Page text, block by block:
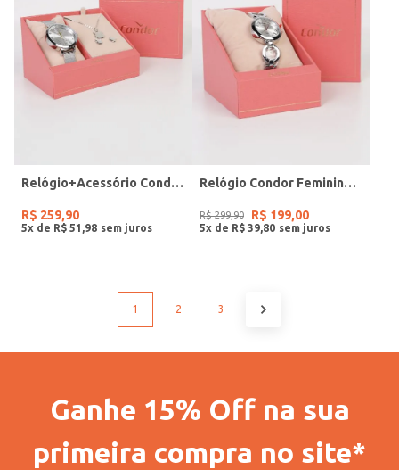
Relógio+Acessório Condor Feminino PRATA
R$ 259,90
5x de R$ 51 98
Relógio Condor Feminino PRATA
R$ 299,90 R$ 199,00
5x de R$ 39 80
1 2 3
Ganhe 15% Off na sua
primeira compra no site*